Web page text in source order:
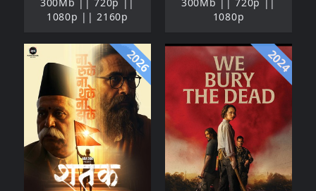
1080p || 2160p
1080p
2026 2024